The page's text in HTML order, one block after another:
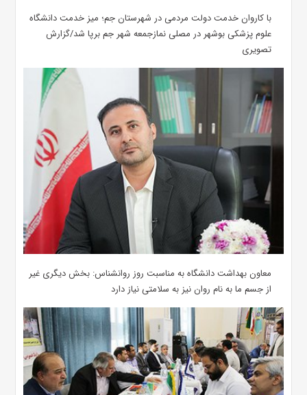
با کاروان خدمت دولت مردمی در شهرستان جم؛ میز خدمت دانشگاه
علوم پزشکی بوشهر در مصلی نمازجمعه شهر جم برپا شد/گزارش
تصویری
معاون بهداشت دانشگاه به مناسبت روز روانشناس: بخش دیگری غیر
از جسم ما به نام روان نیز به سلامتی نیاز دارد